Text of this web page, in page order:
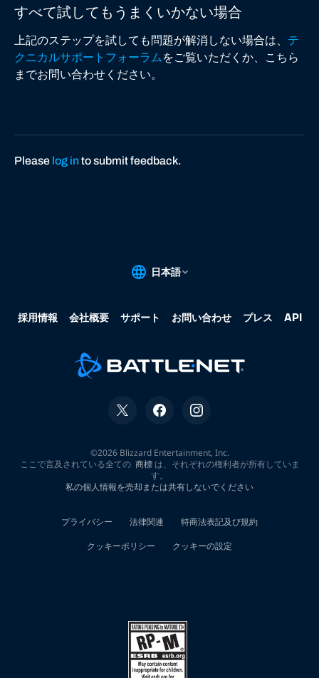
すべて試してもうまくいかない場合
上記のステップを試しても問題が解消しない場合は、 テ
クニカルサポートフォーラム をご覧いただくか、こちら
までお問い合わせください。
Please log into submit feedback.